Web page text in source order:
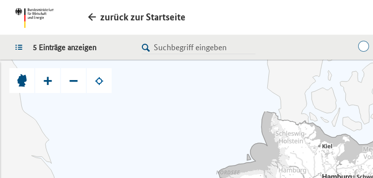
zurück zur Startseite
LISTE
5 Einträge anzeigen
+ −